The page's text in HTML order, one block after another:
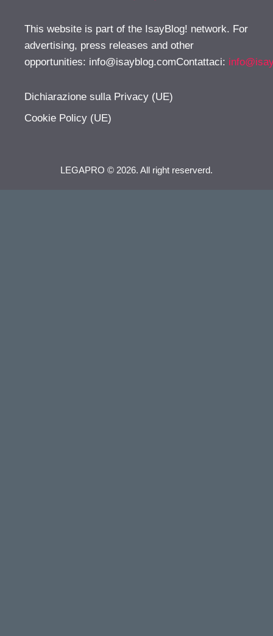
This website is part of the IsayBlog! network. For
advertising, press releases and other
opportunities: info@isayblog.comContattaci:
Dichiarazione sulla Privacy (UE)
Cookie Policy (UE)
LEGAPRO © 2026. All right reserverd.